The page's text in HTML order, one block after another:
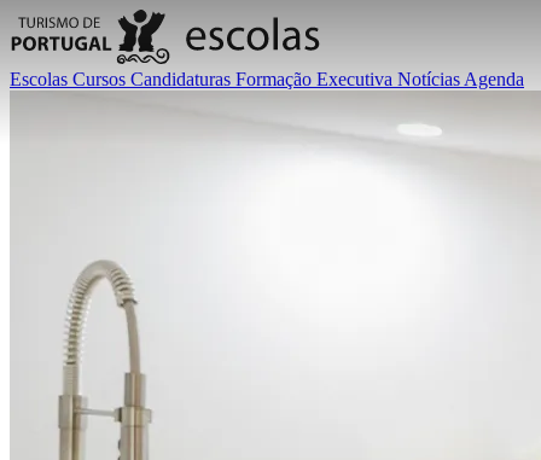
Escolas Cursos Candidaturas Formação Executiva Notícias Agenda